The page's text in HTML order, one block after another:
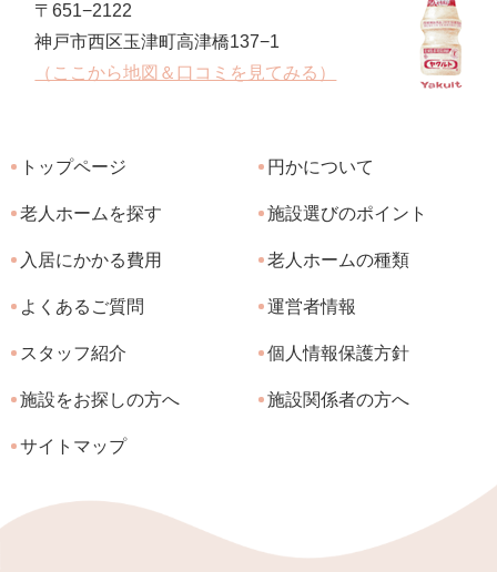
〒651−2122
神戸市西区玉津町高津橋137−1
（ここから地図＆口コミを見てみる）
トップページ 円かについて
老人ホームを探す 施設選びのポイント
入居にかかる費用 老人ホームの種類
よくあるご質問 運営者情報
スタッフ紹介 個人情報保護方針
施設をお探しの方へ 施設関係者の方へ
サイトマップ